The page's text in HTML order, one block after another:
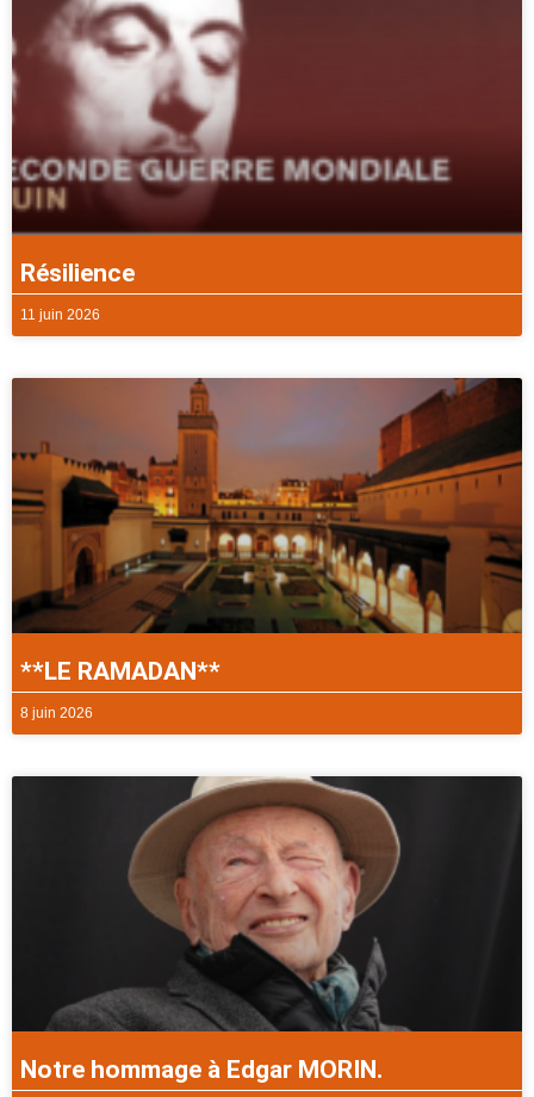
Résilience
11 juin 2026
**LE RAMADAN**
8 juin 2026
Notre hommage à Edgar MORIN.